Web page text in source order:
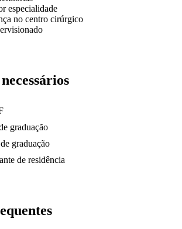
especialidade
no centro cirúrgico
graduação
graduação
de residência